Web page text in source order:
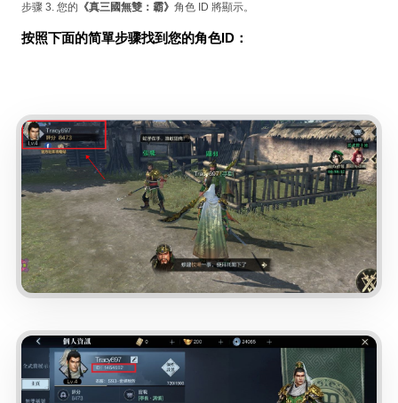
步骤 3. 您的 《真三國無雙：霸》 角色 ID 將顯示。
按照下面的简單步骤找到您的角色ID：